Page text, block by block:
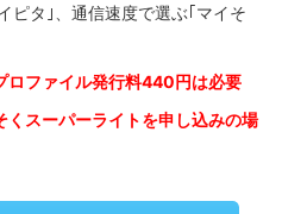
ピタ｣、通信速度で選ぶ｢マイそ
ロファイル発行料440円は必要
スーパーライトを申し込みの場